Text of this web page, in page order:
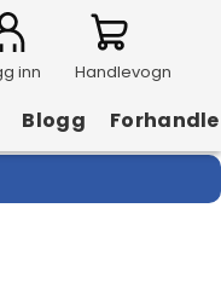
inn Handlevogn
Blogg